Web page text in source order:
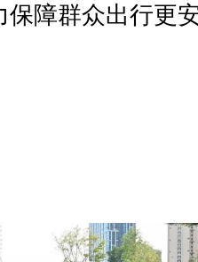
保障群众出行更